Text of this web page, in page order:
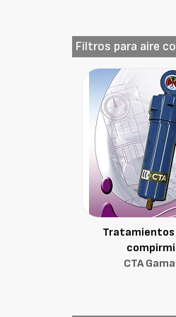
Filtros para aire
Tratamientos
CTA